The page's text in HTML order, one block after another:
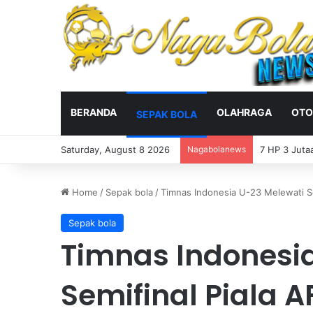
BERANDA SEPAK BOLA OLAHRAGA
Saturday, August 8 2026 Nagabolanews Timnas
Home / Sepak bola /Timnas Indonesia U-23 Melewati
Sepak bola
Timnas
Semifinal Piala